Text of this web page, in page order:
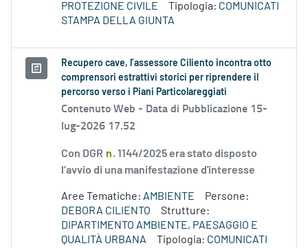
PROTEZIONE CIVILE
Tipologia: COMUNICATI
STAMPA DELLA GIUNTA
Recupero cave, l’assessore Ciliento incontra otto
comprensori estrattivi storici per riprendere il
percorso verso i Piani Particolareggiati
Contenuto Web - Data di Pubblicazione 15-
lug-2026 17.52
Con DGR n. 1144/2025 era stato disposto
l’avvio di una manifestazione d'interesse
Aree Tematiche: AMBIENTE
Persone:
DEBORA CILIENTO
Strutture:
DIPARTIMENTO AMBIENTE, PAESAGGIO E
QUALITÀ URBANA
Tipologia: COMUNICATI